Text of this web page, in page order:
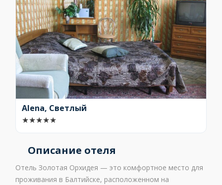
Alena, Светлый
★★★★★
Описание отеля
Отель Золотая Орхидея — это комфортное место для
проживания в Балтийске, расположенном на